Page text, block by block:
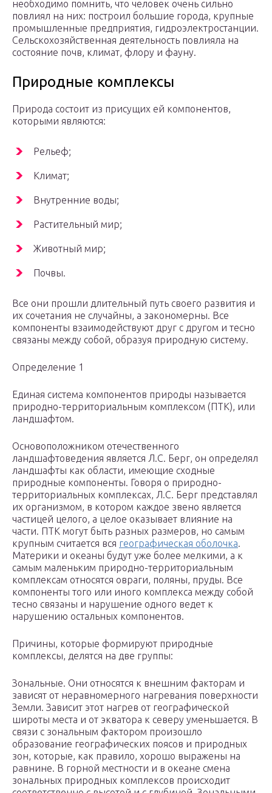
необходимо помнить, что человек очень сильно
повлиял на них: построил большие города, крупные
промышленные предприятия, гидроэлектростанции.
Сельскохозяйственная деятельность повлияла на
состояние почв, климат, флору и фауну.
Природные комплексы
Природа состоит из присущих ей компонентов,
которыми являются:
Рельеф;
Климат;
Внутренние воды;
Растительный мир;
Животный мир;
Почвы.
Все они прошли длительный путь своего развития и
их сочетания не случайны, а закономерны. Все
компоненты взаимодействуют друг с другом и тесно
связаны между собой, образуя природную систему.
Определение 1
Единая система компонентов природы называется
природно-территориальным комплексом (ПТК), или
ландшафтом.
Основоположником отечественного
ландшафтоведения является Л.С. Берг, он определял
ландшафты как области, имеющие сходные
природные компоненты. Говоря о природно-
территориальных комплексах, Л.С. Берг представлял
их организмом, в котором каждое звено является
частицей целого, а целое оказывает влияние на
части. ПТК могут быть разных размеров, но самым
крупным считается вся географическая оболочка.
Материки и океаны будут уже более мелкими, а к
самым маленьким природно-территориальным
комплексам относятся овраги, поляны, пруды. Все
компоненты того или иного комплекса между собой
тесно связаны и нарушение одного ведет к
нарушению остальных компонентов.
Причины, которые формируют природные
комплексы, делятся на две группы:
Зональные. Они относятся к внешним факторам и
зависят от неравномерного нагревания поверхности
Земли. Зависит этот нагрев от географической
широты места и от экватора к северу уменьшается. В
связи с зональным фактором произошло
образование географических поясов и природных
зон, которые, как правило, хорошо выражены на
равнине. В горной местности и в океане смена
зональных природных комплексов происходит